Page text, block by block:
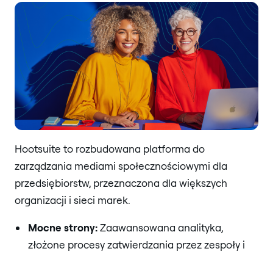
Hootsuite to rozbudowana platforma do
zarządzania mediami społecznościowymi dla
przedsiębiorstw, przeznaczona dla większych
organizacji i sieci marek.
Mocne strony:Zaawansowana analityka,
złożone procesy zatwierdzania przez zespoły i